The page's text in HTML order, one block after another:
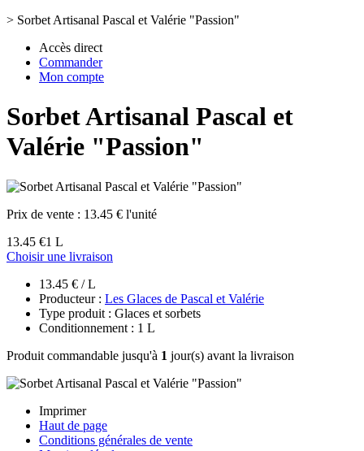
> Sorbet Artisanal Pascal et Valérie "Passion"
Accès direct
Commander
Mon compte
Sorbet Artisanal Pascal et
Valérie "Passion"
Prix de vente : 13.45 € l'unité
13.45 €1 L
Choisir une livraison
13.45 € / L
Producteur : Les Glaces de Pascal et Valérie
Type produit : Glaces et sorbets
Conditionnement : 1 L
Produit commandable jusqu'à 1 jour(s) avant la livraison
Imprimer
Haut de page
Conditions générales de vente